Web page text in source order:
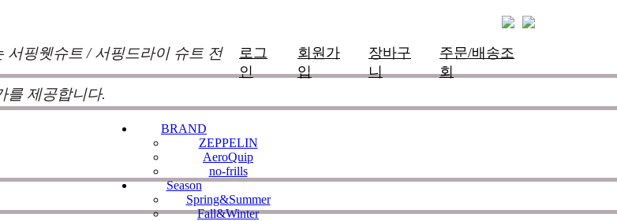
서핑웻슈트 / 서핑드라이 슈트 전
를 제공합니다.
로그
인
회원가
입
장바구
니
주문/배송조
회
BRAND
ZEPPELIN
AeroQuip
no-frills
Season
Spring&Summer
Fall&Winter
고 적극 반영하여 매시즌 진화한 슈트를 개발하여 서핑라이프의
다.100%커스텀 제작을 기본으로하며 제작의 모든 과정에 완벽함
, 의문이 남지 않도록 끊임 없이 노력하는 서핑전용 웻슈트 브랜